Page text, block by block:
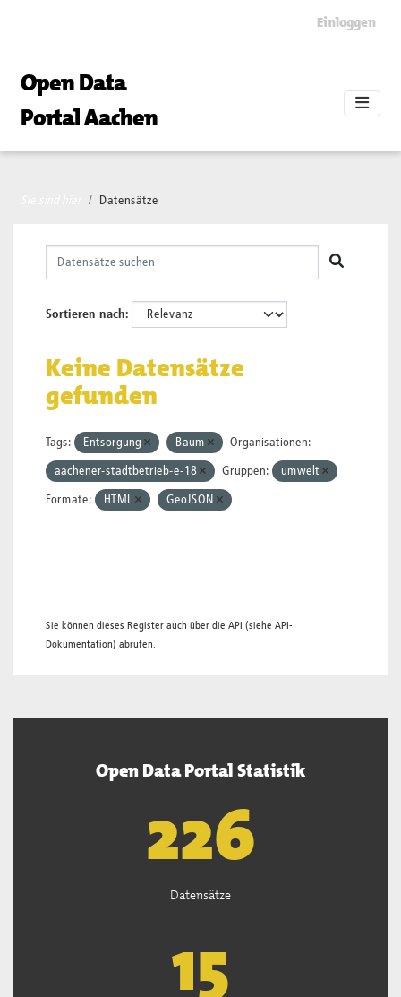
Einloggen
Open Data
Portal Aachen
Datensätze
Sortieren nach
Keine Datensätze
gefunden
Tags: Entsorgung Baum Organisationen:
aachener-stadtbetrieb-e-18 Gruppen: umwelt
Formate: HTML GeoJSON
Sie können dieses Register auch über die API (siehe API-
Dokumentation) abrufen.
Open Data Portal Statistik
227
Datensätze
15